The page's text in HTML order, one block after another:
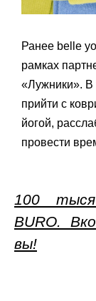
Ранее belle
рамках
«Лужники». В
прийти с
йогой,
провести
100
BURO.
вы!